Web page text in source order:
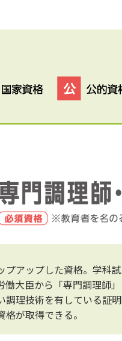
プアップした資格。学科
働大臣から「専門調理師
調理技術を有している証
が取得できる。